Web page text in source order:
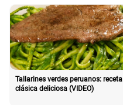
Tallarines verdes peruanos: receta
clásica deliciosa (VIDEO)